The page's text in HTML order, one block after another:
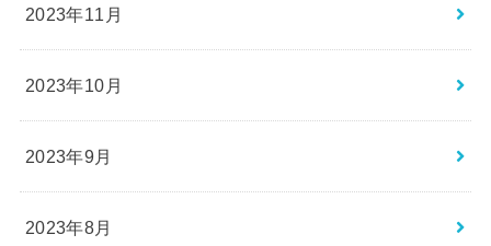
2023年11月
2023年10月
2023年9月
2023年8月